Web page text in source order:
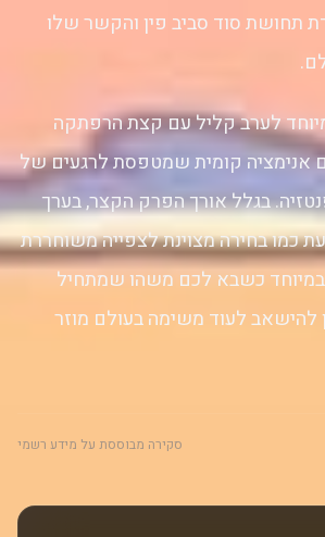
תחושת סוד סביב פין והקשר שלו
לערב קליל עם קצת הרפתקה
קומית שמטפסת לרגעים של
בגלל אורך הפרק הקצר, בערך
כמו בחירה מצוינת לצפייה משוחררת
כשבא לכם משהו שמתחיל
להישאב לעוד משימה בעולם מוזר
סקירה מבוססת על מידע רשמי